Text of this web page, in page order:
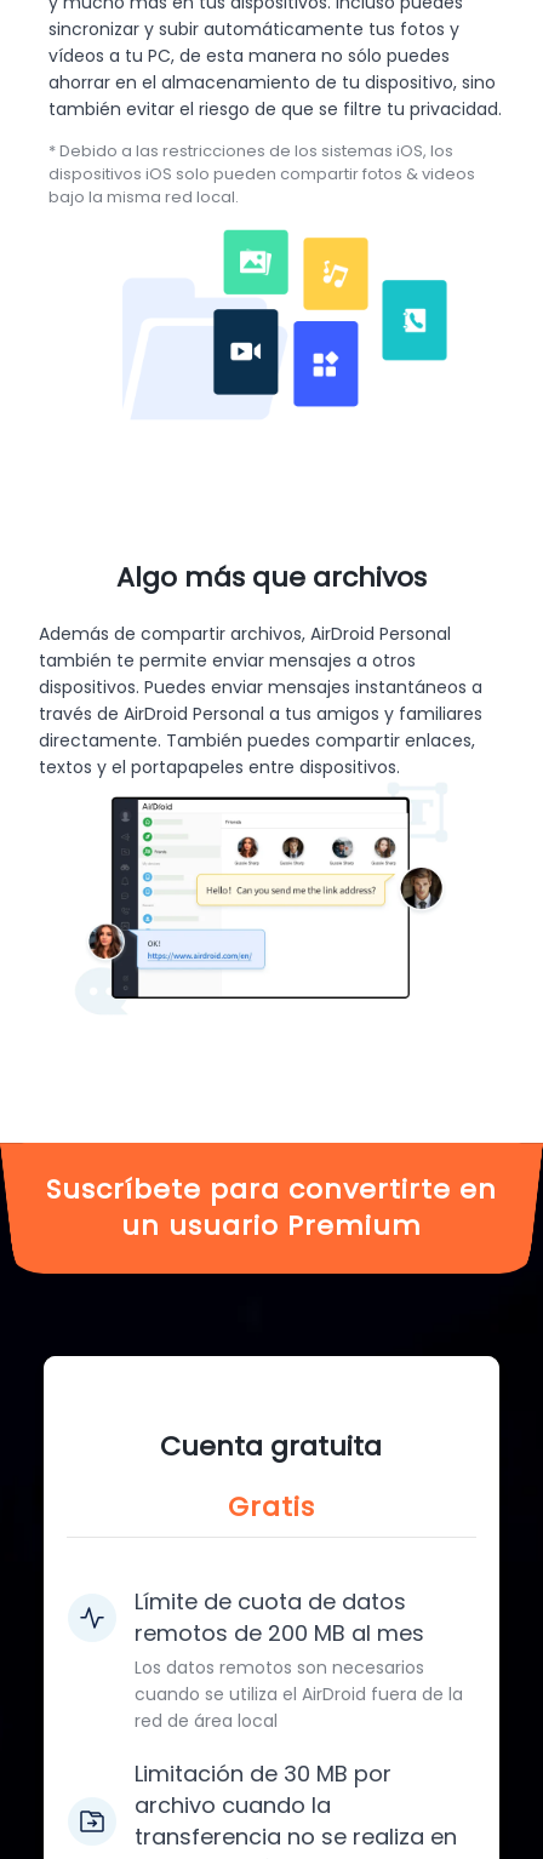
sincronizar y subir automáticamente tus fotos y
vídeos a tu PC, de esta manera no sólo puedes
ahorrar en el almacenamiento de tu dispositivo, sino
también evitar el riesgo de que se filtre tu privacidad.
* Debido a las restricciones de los sistemas iOS, los
dispositivos iOS solo pueden compartir fotos & videos
bajo la misma red local.
Algo más que archivos
Además de compartir archivos, AirDroid Personal
también te permite enviar mensajes a otros
dispositivos. Puedes enviar mensajes instantáneos a
través de AirDroid Personal a tus amigos y familiares
directamente. También puedes compartir enlaces,
textos y el portapapeles entre dispositivos.
Suscríbete para convertirte en
un usuario Premium
Cuenta gratuita
Gratis
Límite de cuota de datos
remotos de 200 MB al mes
Los datos remotos son necesarios
cuando se utiliza el AirDroid fuera de la
red de área local
Limitación de 30 MB por
archivo cuando la
transferencia no se realiza en